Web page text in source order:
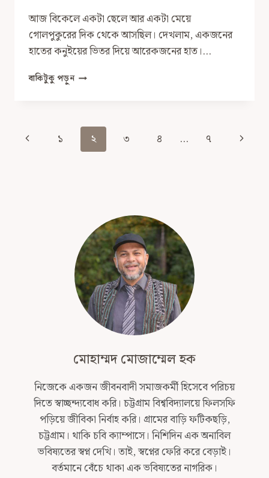
আজ বিকেলে একটা ছেলে আর একটা মেয়ে
গোলপুকুরের দিক থেকে আসছিল। দেখলাম, একজনের
হাতের কনুইয়ের ভিতর দিয়ে আরেকজনের হাত।…
বাকিটুকু পড়ুনভালবাসা
Page
Navigation
Previous
১ ২ ৩ ৪ … ৭
Next
মোহাম্মদ মোজাম্মেল হক
নিজেকে একজন জীবনবাদী সমাজকর্মী হিসেবে পরিচয়
দিতে স্বাচ্ছন্দ্যবোধ করি। চট্টগ্রাম বিশ্ববিদ্যালয়ে ফিলসফি
পড়িয়ে জীবিকা নির্বাহ করি। গ্রামের বাড়ি ফটিকছড়ি,
চট্টগ্রাম। থাকি চবি ক্যাম্পাসে। নিশিদিন এক অনাবিল
ভবিষ্যতের স্বপ্ন দেখি। তাই, স্বপ্নের ফেরি করে বেড়াই।
বর্তমানে বেঁচে থাকা এক ভবিষ্যতের নাগরিক।